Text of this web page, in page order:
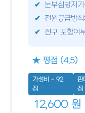
눈부심방지
전원공급방
전구 포함여
★ 평점 (4.5)
가성비 - 92
점
판
점
12,600 원